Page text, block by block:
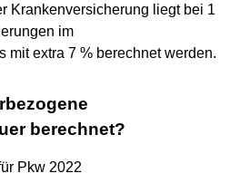
Krankenversicherung liegt bei 1
im
mit extra 7 % berechnet werden.
berechnet?
Pkw 2022